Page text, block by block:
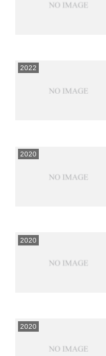
2022
2020
2020
2020